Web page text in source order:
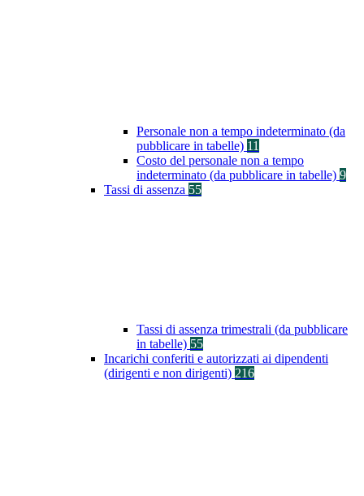
Personale non a tempo indeterminato (da
pubblicare in tabelle) 11
Costo del personale non a tempo
indeterminato (da pubblicare in tabelle) 9
Tassi di assenza 55
Tassi di assenza trimestrali (da pubblicare
in tabelle) 55
Incarichi conferiti e autorizzati ai dipendenti
(dirigenti e non dirigenti) 216